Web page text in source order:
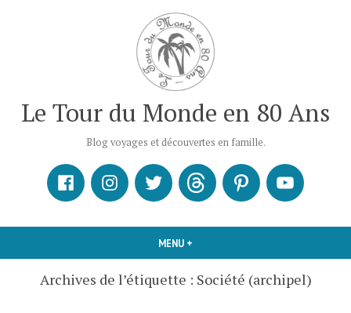
Le Tour du Monde en 80 Ans
Blog voyages et découvertes en famille.
MENU +
FacebookInstagram
X ThreadsPinterestYoutube
Archives de l’étiquette : Société (archipel)